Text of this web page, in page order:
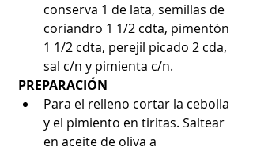
conserva 1 de lata, semillas de
coriandro 1 1/2 cdta, pimentón
1 1/2 cdta, perejil picado 2 cda,
sal c/n y pimienta c/n.
PREPARACIÓN
Para el relleno cortar la cebolla
y el pimiento en tiritas. Saltear
en aceite de oliva a